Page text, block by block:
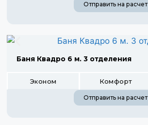
Отправить на расчет
Баня Квадро 6 м. 3 отделения
Эконом Комфорт
Отправить на расчет